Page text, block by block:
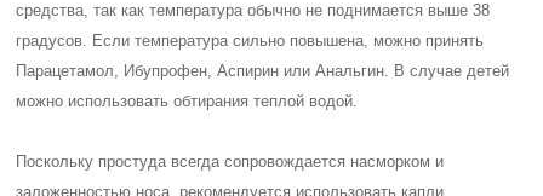
средства, так как температура обычно не поднимается выше 38
градусов. Если температура сильно повышена, можно принять
Парацетамол, Ибупрофен, Аспирин или Анальгин. В случае детей
можно использовать обтирания теплой водой.
Поскольку простуда всегда сопровождается насморком и
заложенностью носа, рекомендуется использовать капли.